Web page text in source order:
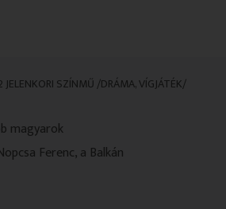
JELENKORI SZÍNMŰ /DRÁMA, VÍGJÁTÉK/
magyarok
Ferenc, a Balkán